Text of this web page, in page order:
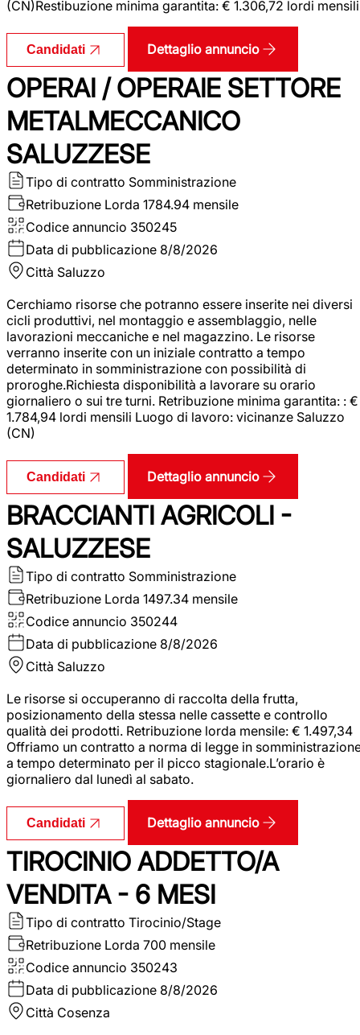
(CN)Restibuzione minima garantita: € 1.306,72 lordi mensili
Candidati Dettaglio annuncio
OPERAI / OPERAIE SETTORE
METALMECCANICO
SALUZZESE
Tipo di contratto Somministrazione
Retribuzione Lorda 1784.94 mensile
Codice annuncio 350245
Data di pubblicazione 8/8/2026
Città Saluzzo
Cerchiamo risorse che potranno essere inserite nei diversi
cicli produttivi, nel montaggio e assemblaggio, nelle
lavorazioni meccaniche e nel magazzino. Le risorse
verranno inserite con un iniziale contratto a tempo
determinato in somministrazione con possibilità di
proroghe.Richiesta disponibilità a lavorare su orario
giornaliero o sui tre turni. Retribuzione minima garantita: : €
1.784,94 lordi mensili Luogo di lavoro: vicinanze Saluzzo
(CN)
Candidati Dettaglio annuncio
BRACCIANTI AGRICOLI -
SALUZZESE
Tipo di contratto Somministrazione
Retribuzione Lorda 1497.34 mensile
Codice annuncio 350244
Data di pubblicazione 8/8/2026
Città Saluzzo
Le risorse si occuperanno di raccolta della frutta,
posizionamento della stessa nelle cassette e controllo
qualità dei prodotti. Retribuzione lorda mensile: € 1.497,34
Offriamo un contratto a norma di legge in
a tempo determinato per il picco stagionale.L’orario è
giornaliero dal lunedì al sabato.
Candidati Dettaglio annuncio
TIROCINIO ADDETTO/A
VENDITA - 6 MESI
Tipo di contratto Tirocinio/Stage
Retribuzione Lorda 700 mensile
Codice annuncio 350243
Data di pubblicazione 8/8/2026
Città Cosenza